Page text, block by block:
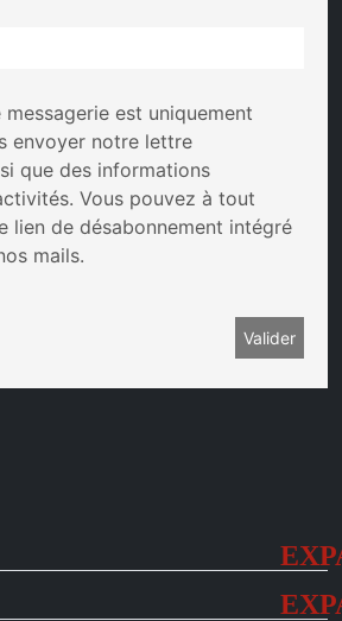
est uniquement
envoyer notre lettre
que des informations
Vous pouvez à tout
lien de désabonnement intégré
mails.